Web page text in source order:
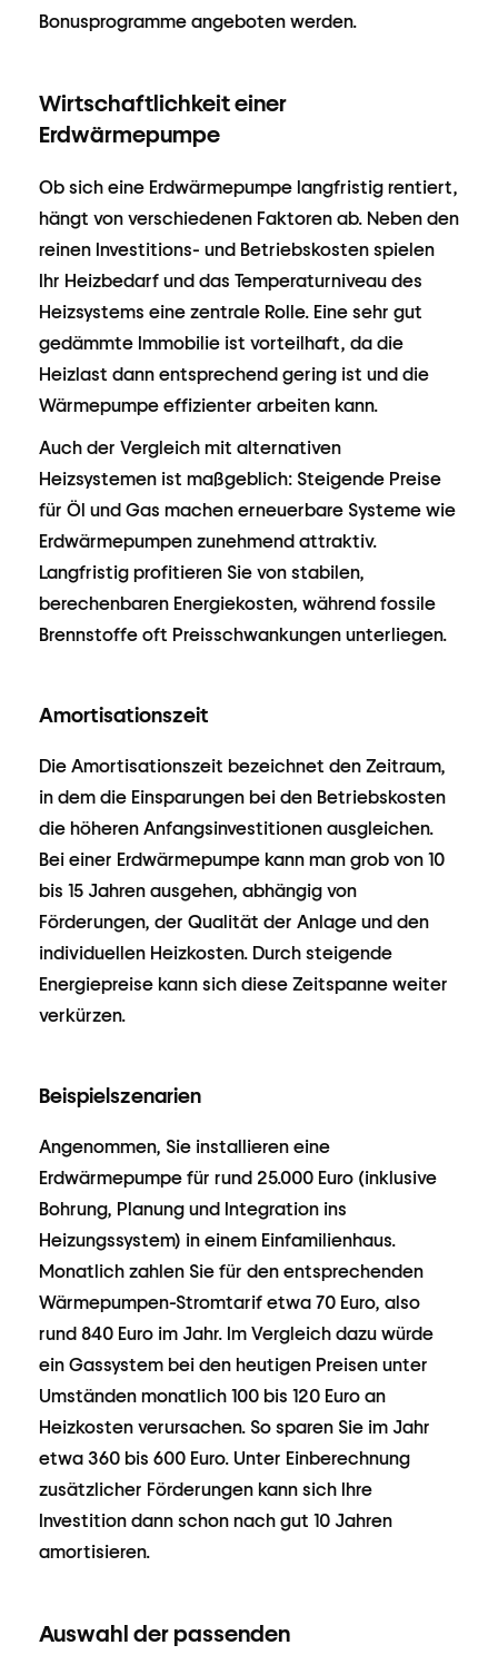
Bonusprogramme angeboten werden.
Wirtschaftlichkeit einer
Erdwärmepumpe
Ob sich eine Erdwärmepumpe langfristig rentiert,
hängt von verschiedenen Faktoren ab. Neben den
reinen Investitions- und Betriebskosten spielen
Ihr Heizbedarf und das Temperaturniveau des
Heizsystems eine zentrale Rolle. Eine sehr gut
gedämmte Immobilie ist vorteilhaft, da die
Heizlast dann entsprechend gering ist und die
Wärmepumpe effizienter arbeiten kann.
Auch der Vergleich mit alternativen
Heizsystemen ist maßgeblich: Steigende Preise
für Öl und Gas machen erneuerbare Systeme wie
Erdwärmepumpen zunehmend attraktiv.
Langfristig profitieren Sie von stabilen,
berechenbaren Energiekosten, während fossile
Brennstoffe oft Preisschwankungen unterliegen.
Amortisationszeit
Die Amortisationszeit bezeichnet den Zeitraum,
in dem die Einsparungen bei den Betriebskosten
die höheren Anfangsinvestitionen ausgleichen.
Bei einer Erdwärmepumpe kann man grob von 10
bis 15 Jahren ausgehen, abhängig von
Förderungen, der Qualität der Anlage und den
individuellen Heizkosten. Durch steigende
Energiepreise kann sich diese Zeitspanne weiter
verkürzen.
Beispielszenarien
Angenommen, Sie installieren eine
Erdwärmepumpe für rund 25.000 Euro (inklusive
Bohrung, Planung und Integration ins
Heizungssystem) in einem Einfamilienhaus.
Monatlich zahlen Sie für den entsprechenden
Wärmepumpen-Stromtarif etwa 70 Euro, also
rund 840 Euro im Jahr. Im Vergleich dazu würde
ein Gassystem bei den heutigen Preisen unter
Umständen monatlich 100 bis 120 Euro an
Heizkosten verursachen. So sparen Sie im Jahr
etwa 360 bis 600 Euro. Unter Einberechnung
zusätzlicher Förderungen kann sich Ihre
Investition dann schon nach gut 10 Jahren
amortisieren.
Auswahl der passenden